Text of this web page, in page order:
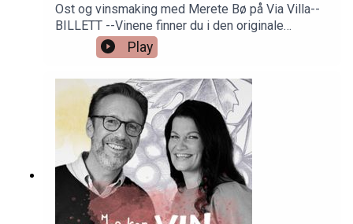
Ost og vinsmaking med Merete Bø på Via Villa--
BILLETT --Vinene finner du i den originale
episoden nr 6. Så bare å skrooooolle ned!
Play